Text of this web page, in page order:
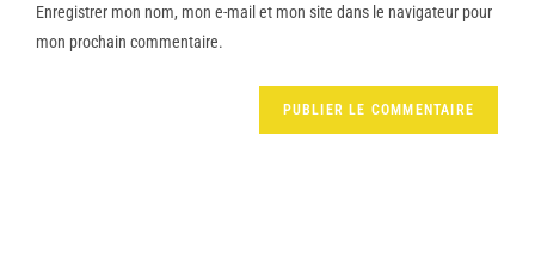
Enregistrer mon nom, mon e-mail et mon site dans le navigateur pour
mon prochain commentaire.